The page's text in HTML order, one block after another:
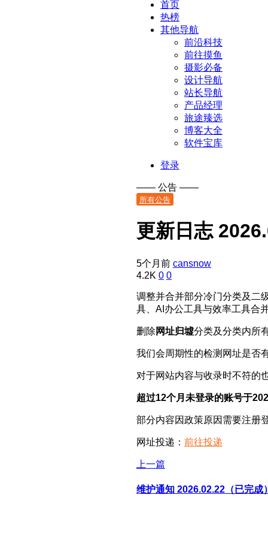
首页
热榜
其他导航
前沿科技
前往摸鱼
摄影必备
设计导航
站长导航
产品经理
旅途臻选
博客大全
软件宝库
登录
—— 公告 ——
所有公告
更新日志
5个月前 cansnow
4.2K 0 0
调整并合并部分冷门分类及二
具、AI办公工具与效率工具合
删除 网址归墟分类及分类内所
我们会周期性的检测网址是否
对于网站内容与收录时不符的
超过12个月未登录的账号于
部分内容因政策原因需要注册
网址投递： 前往投递
上一篇
维护通知 2026.02.22（已完成